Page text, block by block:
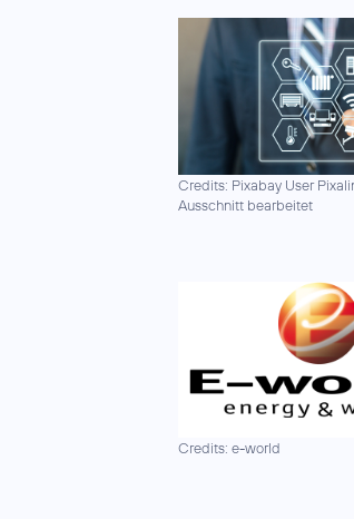
Credits: Pixabay User
Ausschnitt bearbeitet
Credits: e-world